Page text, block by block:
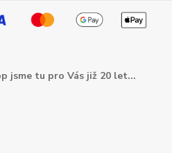
jsme tu pro Vás již 20 let...